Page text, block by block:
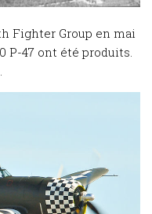
Fighter Group en mai
P-47 ont été produits.